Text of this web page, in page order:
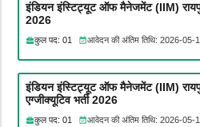
इंडियन इंस्टिट्यूट ऑफ मैनेजमेंट (IIM)
2026
कुल पद: 01 आवेदन की अंतिम तिथि: 2026-05-
इंडियन इंस्टिट्यूट ऑफ मैनेजमेंट (IIM)
एग्जीक्यूटिव भर्ती 2026
कुल पद: 01 आवेदन की अंतिम तिथि: 2026-05-